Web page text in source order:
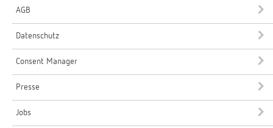
AGB
Datenschutz
Consent Manager
Presse
Jobs